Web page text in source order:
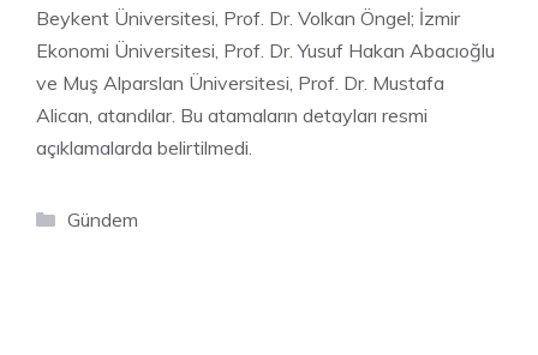
Beykent Üniversitesi, Prof. Dr. Volkan Öngel; İzmir
Ekonomi Üniversitesi, Prof. Dr. Yusuf Hakan Abacıoğlu
ve Muş Alparslan Üniversitesi, Prof. Dr. Mustafa
Alican, atandılar. Bu atamaların detayları resmi
açıklamalarda belirtilmedi.
Kategoriler
Gündem